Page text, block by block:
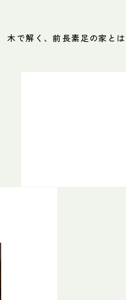
木で解く、前長素足の家とは